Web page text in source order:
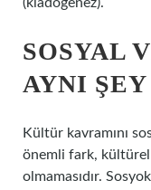
SOSYAL
AYNI
Kültür kavramını
önemli fark, kültürel
olmamasıdır.